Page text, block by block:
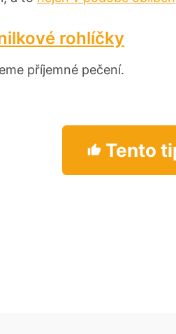
rohlíčky
příjemné pečení.
Tento